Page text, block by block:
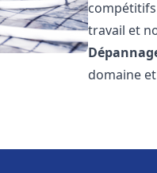
travail et
domaine